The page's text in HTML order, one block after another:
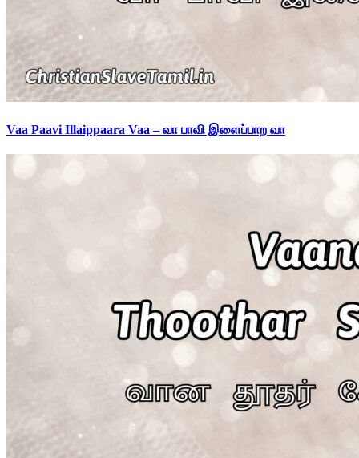
Vaa Paavi Illaippaara Vaa – வா பாவி இளைப்பாற வா